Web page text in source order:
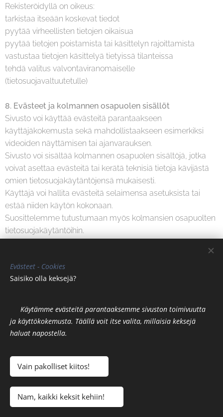
Rekisteröidyllä on oikeus:
tarkistaa itseään koskevat tiedot
pyytää virheellisten tietojen oikaisua
pyytää tietojen poistamista tai käsittelyn rajoittamista
vastustaa tietojen käsittelyä tietyissä tilanteissa
tehdä valitus valvontaviranomaiselle
(tietosuojavaltuutetulle)
8. Evästeet ja kolmannen osapuolen sisällöt
Sivusto voi käyttää evästeitä parantaakseen
käyttäjäkokemusta sekä mahdollistaakseen esimerkiksi
videoiden näyttämisen tai ajanvarauksen.
Sivusto voi sisältää kolmannen osapuolen sisältöjä, jotka
voivat asettaa evästeitä tai kerätä teknisiä tietoja kävijästä
omien tietosuojakäytäntöjensä mukaisesti.
Käyttäjä voi hallita evästeitä selaimensa asetuksista tai
estää niiden käytön kokonaan.
Suosittelemme tutustumaan myös kolmansien osapuolten
tietosuojakäytäntöihin.
Kaikissa tietosuojaa koskevissa kysymyksissä tai
pyynnöissä voit olla yhteydessä:
© 2025 EES Center Finland | Hyvinvoinnin uusi aikakausi on täällä
Tietosuojakäytäntö
English
Evästeet - Cookies
Saisiko olla keksejä? 🍪🍪🍪
Käytämme evästeitä parantaaksemme sivuston toimivuutta
ja käyttökokemusta. Täällä voit itse valita, millaisia keksejä
haluat napostella.
Vain pakolliset kiitos! 🍘
Nam, kaikki keksit kehiin! 🍪